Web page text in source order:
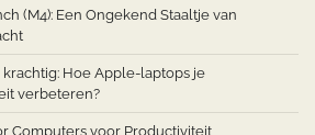
(M4): Een Ongekend Staaltje van
Hoe Apple-laptops je
verbeteren?
Computers voor Productiviteit